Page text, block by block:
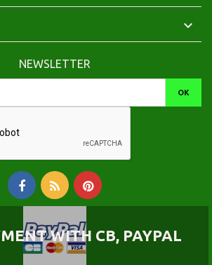

NEWSLETTER
WITH CB, PAYPAL